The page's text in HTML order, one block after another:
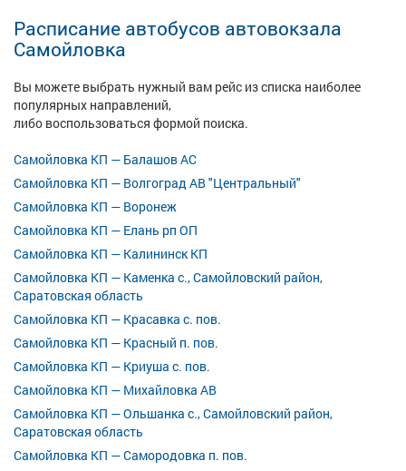
Расписание автобусов автовокзала
Самойловка
Вы можете выбрать нужный вам рейс из списка наиболее
популярных направлений,
либо воспользоваться формой поиска.
Самойловка КП — Балашов АС
Самойловка КП — Волгоград АВ "Центральный"
Самойловка КП — Воронеж
Самойловка КП — Елань рп ОП
Самойловка КП — Калининск КП
Самойловка КП — Каменка с., Самойловский район,
Саратовская область
Самойловка КП — Красавка с. пов.
Самойловка КП — Красный п. пов.
Самойловка КП — Криуша с. пов.
Самойловка КП — Михайловка АВ
Самойловка КП — Ольшанка с., Самойловский район,
Саратовская область
Самойловка КП — Самородовка п. пов.